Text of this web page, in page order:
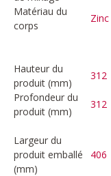
Matériau du
corps
Zinc
Hauteur du
produit (mm)
312
Profondeur du
produit (mm)
312
Largeur du
produit emballé
(mm)
406